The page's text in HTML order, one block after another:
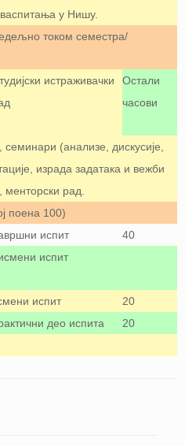
у Нишу.
током семестра/
истраживачки
Остали
часови
(анализе, дискусије,
израда задатака и вежби
рад.
поена 100)
испит
40
испит
испит
20
део испита
20